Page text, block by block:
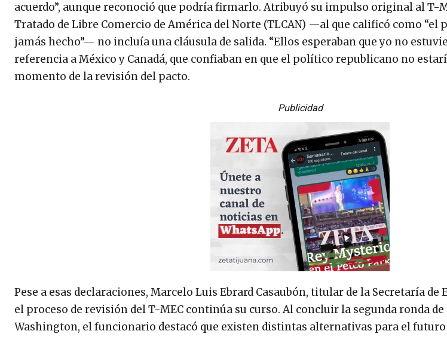
acuerdo”, aunque reconoció que podría firmarlo. Atribuyó su impulso original al T-
Tratado de Libre Comercio de América del Norte (TLCAN) —al que calificó como “el
jamás hecho”— no incluía una cláusula de salida. “Ellos esperaban que yo no
referencia a México y Canadá, que confiaban en que el político republicano no
momento de la revisión del pacto.
Publicidad
Pese a esas declaraciones, Marcelo Luis Ebrard Casaubón, titular de la Secretaría de
el proceso de revisión del T-MEC continúa su curso. Al concluir la segunda ronda
Washington, el funcionario destacó que existen distintas alternativas para el